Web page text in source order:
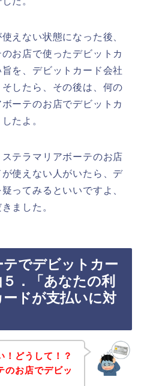
えない状態になった後、
お店で使ったデビットカ
を、デビットカード会社
したら、その後は、何の
ーテのお店でデビットカ
たよ。
テラマリアボーテのお店
使えない人がいたら、デ
ってみるといいですよ、
ました。
でデビットカー
．「あなたの利
ドが支払いに対
！どうして！？
のお店でデビッ